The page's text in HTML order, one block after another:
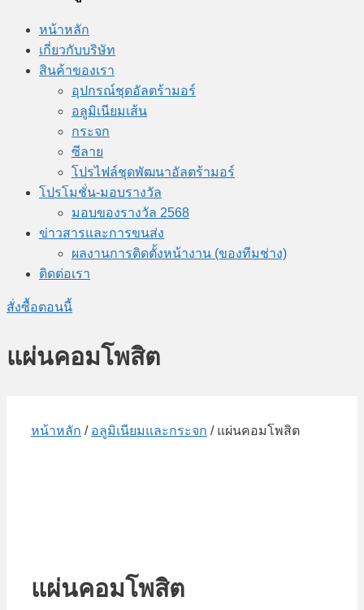
หน้าหลัก
เกี่ยวกับบริษัท
สินค้าของเรา
อุปกรณ์ชุดอัลตร้ามอร์
อลูมิเนียมเส้น
กระจก
ซีลาย
โปรไฟล์ชุดพัฒนาอัลตร้ามอร์
โปรโมชั่น-มอบรางวัล
มอบของรางวัล 2568
ข่าวสารและการขนส่ง
ผลงานการติดตั้งหน้างาน (ของทีมช่าง)
ติดต่อเรา
สั่งซื้อตอนนี้
แผ่นคอมโพสิต
หน้าหลัก / อลูมิเนียมและกระจก / แผ่นคอมโพสิต
แผ่นคอมโพสิต